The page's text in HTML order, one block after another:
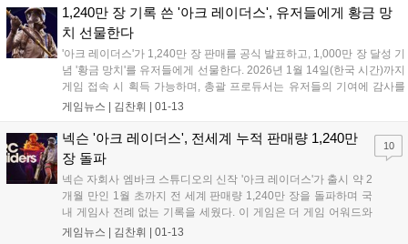
1,240만 장 기록 쓴 '아크 레이더스', 유저들에게 황금 망
치 선물한다
'아크 레이더스'가 1,240만 장 판매를 공식 발표하고, 1,000만 장 달성 기
념 '황금 망치'를 유저들에게 선물한다. 2026년 1월 14일(한국 시간)까지
게임 접속 시 획득 가능하며, 총괄 프로듀서는 유저들의 기여에 감사를
전했다....
게임뉴스 | 김찬휘 01-13
넥슨 '아크 레이더스', 전세계 누적 판매량 1,240만
장 돌파
넥슨 자회사 엠바크 스튜디오의 신작 '아크 레이더스'가 출시 약 2
개월 만인 1월 초까지 전 세계 판매량 1,240만 장을 돌파하며 국
내 게임사 전례 없는 기록을 세웠다. 이 게임은 더 게임 어워드와
스팀 어워드에서 수상하며 게임성과 흥행성을 동시에 인정받았
게임뉴스 | 김찬휘 01-13
10